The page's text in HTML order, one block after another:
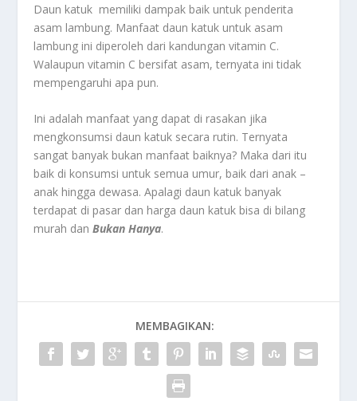
Daun katuk memiliki dampak baik untuk penderita
asam lambung. Manfaat daun katuk untuk asam
lambung ini diperoleh dari kandungan vitamin C.
Walaupun vitamin C bersifat asam, ternyata ini tidak
mempengaruhi apa pun.
Ini adalah manfaat yang dapat di rasakan jika
mengkonsumsi daun katuk secara rutin. Ternyata
sangat banyak bukan manfaat baiknya? Maka dari itu
baik di konsumsi untuk semua umur, baik dari anak –
anak hingga dewasa. Apalagi daun katuk banyak
terdapat di pasar dan harga daun katuk bisa di bilang
murah dan Bukan Hanya.
MEMBAGIKAN: